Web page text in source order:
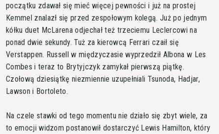
początku zdawał się mieć więcej pewności i już na prostej
Kemmel znalazł się przed zespołowym kolegą. Już po jednym
kółku duet McLarena odjechał też trzeciemu Leclercowi na
ponad dwie sekundy. Tuż za kierowcą Ferrari czaił się
Verstappen. Russell w międzyczasie wyprzedził Albona w Les
Combes i teraz to Brytyjczyk zamykał pierwszą piątkę.
Czołową dziesiątkę niezmiennie uzupełniali Tsunoda, Hadjar,
Lawson i Bortoleto.
Na czele stawki od tego momentu nie działo się zbyt wiele, za
to emocji widzom postanowił dostarczyć Lewis Hamilton, który